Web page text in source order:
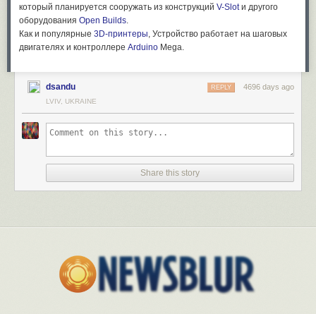
который планируется сооружать из конструкций V-Slotи другого
оборудования Open Builds.
Как и популярные 3D-принтеры, Устройство работает на шаговых
двигателях и контроллере Arduino Mega.
dsandu 4696 days ago
REPLY
LVIV, UKRAINE
Share this story